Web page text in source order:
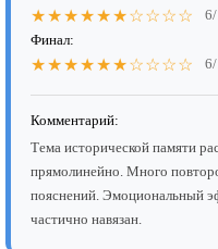
★★★★★★☆☆☆☆
Финал:
★★★★★★☆☆☆☆
Комментарий:
Тема исторической памяти
прямолинейно. Много
пояснений. Эмоциональный
частично навязан.